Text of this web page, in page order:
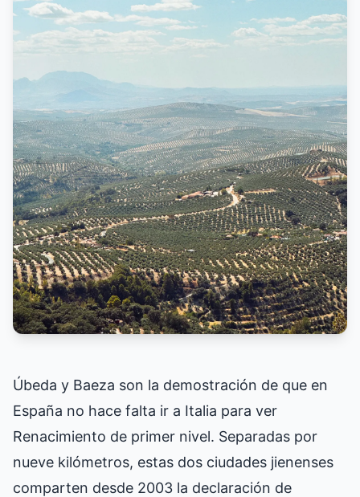
Úbeda y Baeza son la demostración de que en
España no hace falta ir a Italia para ver
Renacimiento de primer nivel. Separadas por
nueve kilómetros, estas dos ciudades jienenses
comparten desde 2003 la declaración de